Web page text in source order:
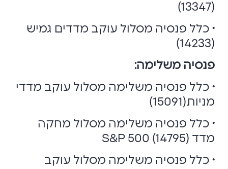
(13347)
• כלל פנסיה מסלול עוקב מדדים גמיש
(14233)
פנסיה משלימה:
• כלל פנסיה משלימה מסלול עוקב מדדי
מניות(15091)
• כלל פנסיה משלימה מסלול מחקה
מדד S&P 500 (14795)
• כלל פנסיה משלימה מסלול עוקב